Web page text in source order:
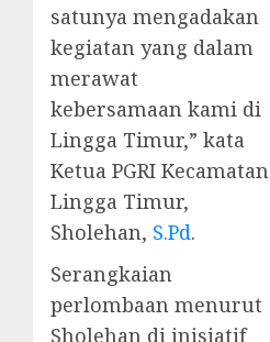
satunya mengadakan
kegiatan yang dalam
merawat
kebersamaan kami di
Lingga Timur,” kata
Ketua PGRI Kecamatan
Lingga Timur,
Sholehan, S.Pd.
Serangkaian
perlombaan menurut
Sholehan di inisiatif